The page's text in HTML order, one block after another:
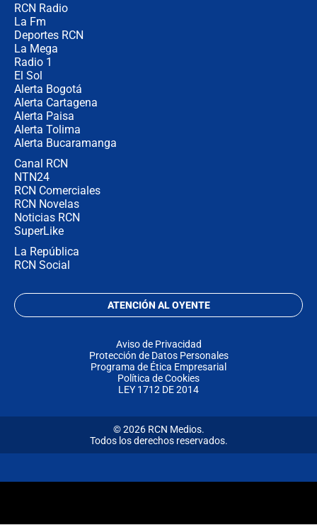
RCN Radio
La Fm
Deportes RCN
La Mega
Radio 1
El Sol
Alerta Bogotá
Alerta Cartagena
Alerta Paisa
Alerta Tolima
Alerta Bucaramanga
Canal RCN
NTN24
RCN Comerciales
RCN Novelas
Noticias RCN
SuperLike
La República
RCN Social
ATENCIÓN AL OYENTE
Aviso de Privacidad
Protección de Datos Personales
Programa de Ética Empresarial
Política de Cookies
LEY 1712 DE 2014
© 2026 RCN Medios.
Todos los derechos reservados.